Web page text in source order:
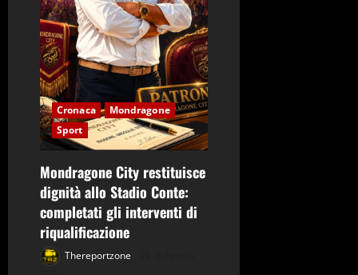
Cronaca
Mondragone
Sport
Mondragone City restituisce
dignità allo Stadio Conte:
completati gli interventi di
riqualificazione
Thereportzone